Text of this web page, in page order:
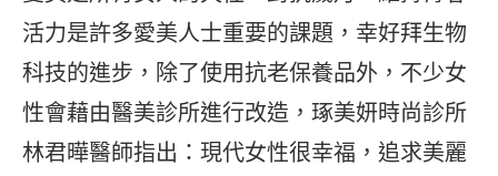
活力是許多愛美人士重要的課題，幸好拜生物
科技的進步，除了使用抗老保養品外，不少女
性會藉由醫美診所進行改造，琢美妍時尚診所
林君曄醫師指出：現代女性很幸福，追求美麗